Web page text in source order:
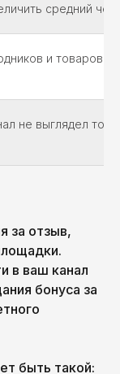
средний чек
и товаров с
не выглядел
за отзыв,
в ваш канал
бонуса за
быть такой: